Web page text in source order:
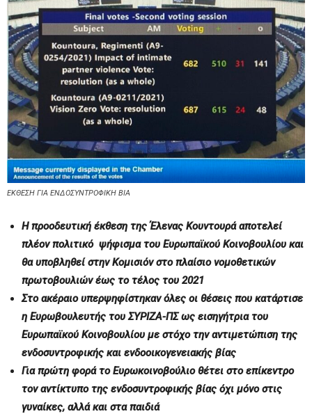
ΕΚΘΕΣΗ ΓΙΑ ΕΝΔΟΣΥΝΤΡΟΦΙΚΗ ΒΙΑ
Η προοδευτική έκθεση της Έλενας Κουντουρά αποτελεί
πλέον πολιτικό ψήφισμα του Ευρωπαϊκού Κοινοβουλίου και
θα υποβληθεί στην Κομισιόν στο πλαίσιο νομοθετικών
πρωτοβουλιών έως το τέλος του 2021
Στο ακέραιο υπερψηφίστηκαν όλες οι θέσεις που κατάρτισε
η Ευρωβουλευτής του ΣΥΡΙΖΑ-ΠΣ ως εισηγήτρια του
Ευρωπαϊκού Κοινοβουλίου με στόχο την αντιμετώπιση της
ενδοσυντροφικής και ενδοοικογενειακής βίας
Για πρώτη φορά το Ευρωκοινοβούλιο θέτει στο επίκεντρο
τον αντίκτυπο της ενδοσυντροφικής βίας όχι μόνο στις
γυναίκες, αλλά και στα παιδιά